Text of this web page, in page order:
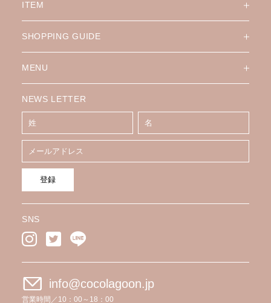
ITEM
SHOPPING GUIDE
MENU
NEWS LETTER
登録
SNS
info@cocolagoon.jp
営業時間／10：00～18：00